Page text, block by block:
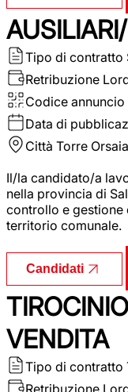
Tipo di contratto
Retribuzione
Codice annuncio
Data di
Città Torre Orsaia
Il/la candidato/a
nella provincia di
controllo e gestione
territorio comunale.
Candidati
VENDITA
Tipo di contratto
Retribuzione